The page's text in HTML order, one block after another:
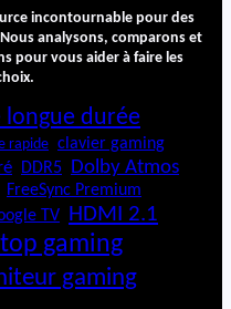
incontournable pour des
analysons, comparons et
pour vous aider à faire les
durée
rapide clavier gaming
DDR5 Dolby Atmos
FreeSync Premium
TV HDMI 2.1
gaming
gaming